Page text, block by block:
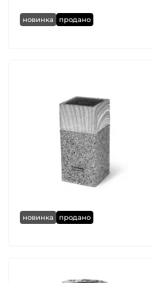
новинка продано
новинка продано